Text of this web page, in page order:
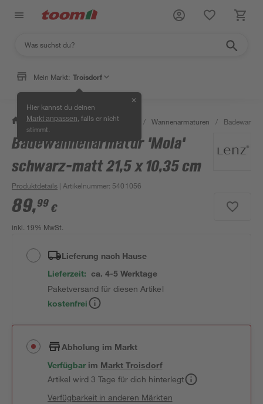
Mein Markt: Troisdorf
Hier kannst du deinen
Markt anpassen , falls er nicht
stimmt.
✕
/ Bad & Sanitär / Badarmaturen / Wannenarmaturen /
Badewannenarmatur 'Mola'
schwarz-matt 21,5 x 10,35 cm
Produktdetails | Artikelnummer: 5401056
89,99 €
inkl. 19% MwSt.
Lieferung nach Hause
Lieferzeit: ca. 4-5 Werktage
Paketversand für diesen Artikel
kostenfrei
Abholung im Markt
Verfügbar im MarktTroisdorf
Artikel wird 3 Tage für dich hinterlegt
Verfügbarkeit in anderen Märkten